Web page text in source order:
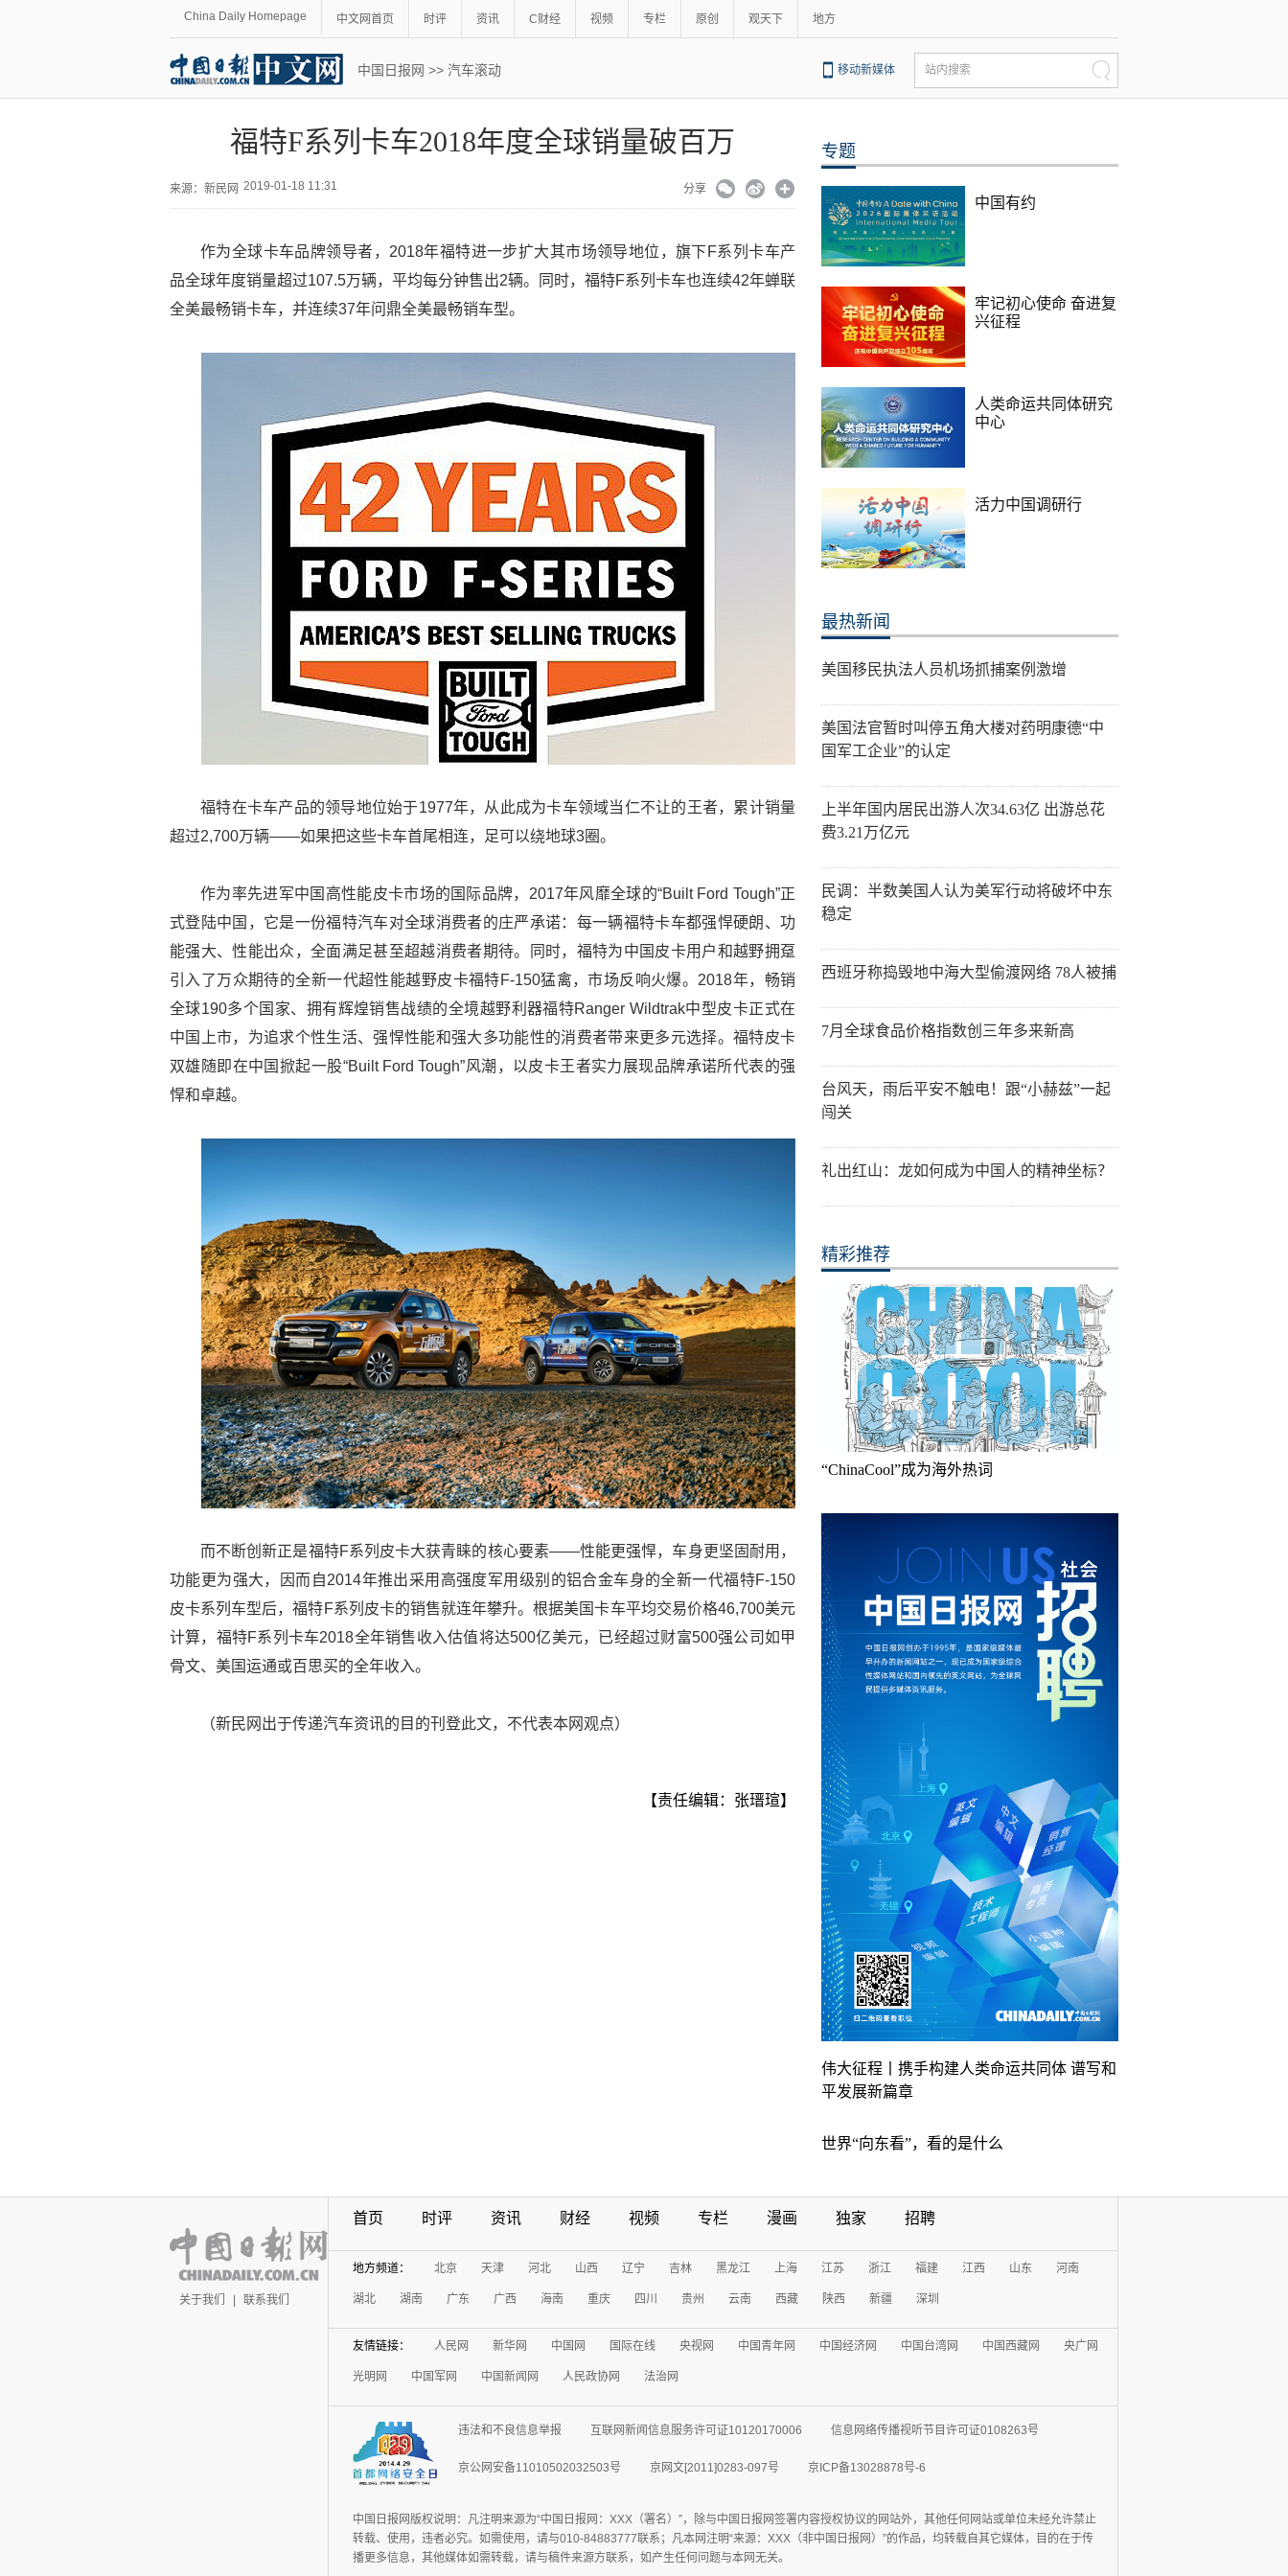
China Daily Homepage 中文网首页 时评 资讯 C财经 视频 专栏 原创 观天下 地方
中国日报网 >> 汽车滚动 移动新媒体 站内搜索
福特F系列卡车2018年度全球销量破百万
来源： 新民网 2019-01-18 11:31 分享
作为全球卡车品牌领导者，2018年福特进一步扩大其市场领导地位，旗下F系列卡车产
品全球年度销量超过107.5万辆，平均每分钟售出2辆。同时，福特F系列卡车也连续42年蝉联
全美最畅销卡车，并连续37年问鼎全美最畅销车型。
福特在卡车产品的领导地位始于1977年，从此成为卡车领域当仁不让的王者，累计销量
超过2,700万辆——如果把这些卡车首尾相连，足可以绕地球3圈。
作为率先进军中国高性能皮卡市场的国际品牌，2017年风靡全球的“Built Ford Tough”正
式登陆中国，它是一份福特汽车对全球消费者的庄严承诺：每一辆福特卡车都强悍硬朗、功
能强大、性能出众，全面满足甚至超越消费者期待。同时，福特为中国皮卡用户和越野拥趸
引入了万众期待的全新一代超性能越野皮卡福特F-150猛禽，市场反响火爆。2018年，畅销
全球190多个国家、拥有辉煌销售战绩的全境越野利器福特Ranger Wildtrak中型皮卡正式在
中国上市，为追求个性生活、强悍性能和强大多功能性的消费者带来更多元选择。福特皮卡
双雄随即在中国掀起一股“Built Ford Tough”风潮，以皮卡王者实力展现品牌承诺所代表的强
悍和卓越。
而不断创新正是福特F系列皮卡大获青睐的核心要素——性能更强悍，车身更坚固耐用，
功能更为强大，因而自2014年推出采用高强度军用级别的铝合金车身的全新一代福特F-150
皮卡系列车型后，福特F系列皮卡的销售就连年攀升。根据美国卡车平均交易价格46,700美元
计算，福特F系列卡车2018全年销售收入估值将达500亿美元，已经超过财富500强公司如甲
骨文、美国运通或百思买的全年收入。
（新民网出于传递汽车资讯的目的刊登此文，不代表本网观点）
【责任编辑：张瑨瑄】
专题
中国有约
牢记初心使命 奋进复
兴征程
人类命运共同体研究
中心
活力中国调研行
最热新闻
美国移民执法人员机场抓捕案例激增
美国法官暂时叫停五角大楼对药明康德“中
国军工企业”的认定
上半年国内居民出游人次34.63亿 出游总花
费3.21万亿元
民调：半数美国人认为美军行动将破坏中东
稳定
西班牙称捣毁地中海大型偷渡网络 78人被捕
7月全球食品价格指数创三年多来新高
台风天，雨后平安不触电！跟“小赫兹”一起
闯关
礼出红山：龙如何成为中国人的精神坐标？
精彩推荐
“ChinaCool”成为海外热词
伟大征程丨携手构建人类命运共同体 谱写和
平发展新篇章
世界“向东看”，看的是什么
关于我们 联系我们
首页 时评 资讯 财经 视频 专栏 漫画 独家 招聘
地方频道： 北京 天津 河北 山西 辽宁 吉林 黑龙江 上海 江苏 浙江 福建 江西 山东 河南
湖北 湖南 广东 广西 海南 重庆 四川 贵州 云南 西藏 陕西 新疆 深圳
友情链接： 人民网 新华网 中国网 国际在线 央视网 中国青年网 中国经济网 中国台湾网 中国西藏网 央广网
光明网 中国军网 中国新闻网 人民政协网 法治网
违法和不良信息举报 互联网新闻信息服务许可证10120170006 信息网络传播视听节目许可证0108263号
京公网安备11010502032503号 京网文[2011]0283-097号 京ICP备13028878号-6
中国日报网版权说明：凡注明来源为“中国日报网：XXX（署名）”，除与中国日报网签署内容授权协议的网站外，其他任何网站或单位未经允许禁止
转载、使用，违者必究。如需使用，请与010-84883777联系；凡本网注明“来源：XXX（非中国日报网）”的作品，均转载自其它媒体，目的在于传
播更多信息，其他媒体如需转载，请与稿件来源方联系，如产生任何问题与本网无关。